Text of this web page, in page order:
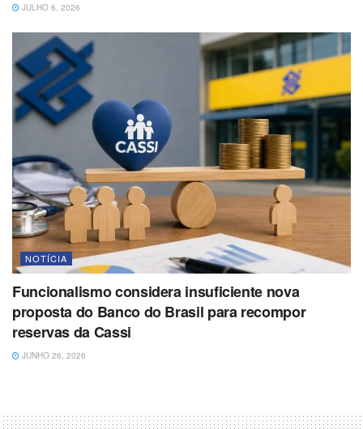
JULHO 6, 2026
NOTÍCIA
Funcionalismo considera insuficiente nova
proposta do Banco do Brasil para recompor
reservas da Cassi
JUNHO 26, 2026